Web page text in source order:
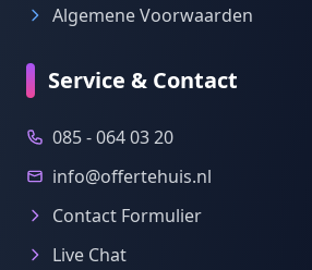
Algemene Voorwaarden
Service & Contact
085 - 064 03 20
info@offertehuis.nl
Contact Formulier
Live Chat